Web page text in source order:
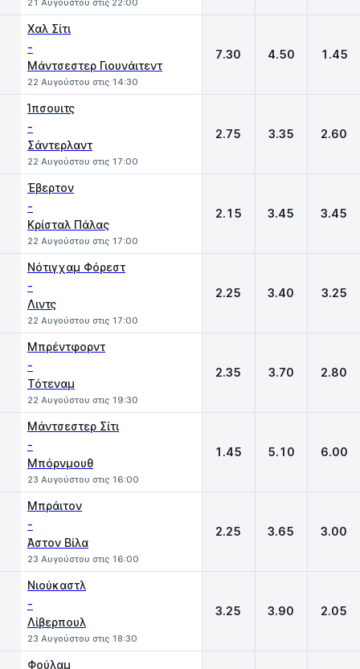
21 Αυγούστου στις 22:00
Χαλ Σίτι
-
Μάντσεστερ Γιουνάιτεντ
22 Αυγούστου στις 14:30
7.30 4.50 1.45
Ίπσουιτς
-
Σάντερλαντ
22 Αυγούστου στις 17:00
2.75 3.35 2.60
Έβερτον
-
Κρίσταλ Πάλας
22 Αυγούστου στις 17:00
2.15 3.45 3.45
Νότιγχαμ Φόρεστ
-
Λιντς
22 Αυγούστου στις 17:00
2.25 3.40 3.25
Μπρέντφορντ
-
Τότεναμ
22 Αυγούστου στις 19:30
2.35 3.70 2.80
Μάντσεστερ Σίτι
-
Μπόρνμουθ
23 Αυγούστου στις 16:00
1.45 5.10 6.00
Μπράιτον
-
Άστον Βίλα
23 Αυγούστου στις 16:00
2.25 3.65 3.00
Νιούκαστλ
-
Λίβερπουλ
23 Αυγούστου στις 18:30
3.25 3.90 2.05
Φούλαμ